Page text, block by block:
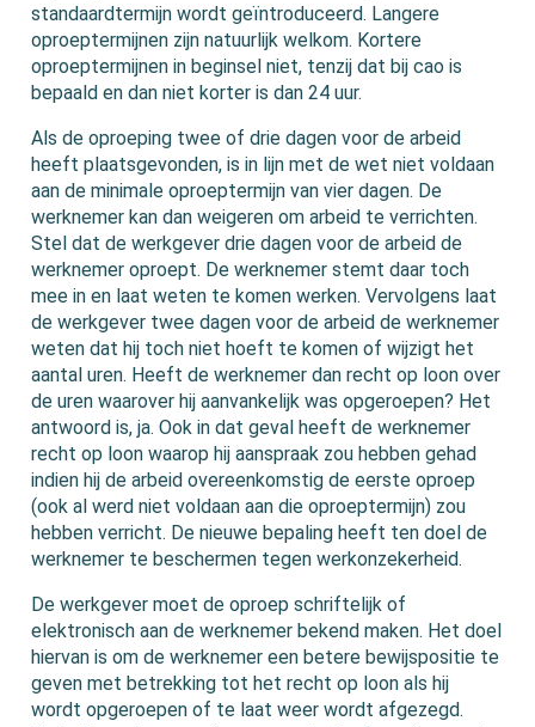
standaardtermijn wordt geïntroduceerd. Langere
oproeptermijnen zijn natuurlijk welkom. Kortere
oproeptermijnen in beginsel niet, tenzij dat bij cao is
bepaald en dan niet korter is dan 24 uur.
Als de oproeping twee of drie dagen voor de arbeid
heeft plaatsgevonden, is in lijn met de wet niet voldaan
aan de minimale oproeptermijn van vier dagen. De
werknemer kan dan weigeren om arbeid te verrichten.
Stel dat de werkgever drie dagen voor de arbeid de
werknemer oproept. De werknemer stemt daar toch
mee in en laat weten te komen werken. Vervolgens laat
de werkgever twee dagen voor de arbeid de werknemer
weten dat hij toch niet hoeft te komen of wijzigt het
aantal uren. Heeft de werknemer dan recht op loon over
de uren waarover hij aanvankelijk was opgeroepen? Het
antwoord is, ja. Ook in dat geval heeft de werknemer
recht op loon waarop hij aanspraak zou hebben gehad
indien hij de arbeid overeenkomstig de eerste oproep
(ook al werd niet voldaan aan die oproeptermijn) zou
hebben verricht. De nieuwe bepaling heeft ten doel de
werknemer te beschermen tegen werkonzekerheid.
De werkgever moet de oproep schriftelijk of
elektronisch aan de werknemer bekend maken. Het doel
hiervan is om de werknemer een betere bewijspositie te
geven met betrekking tot het recht op loon als hij
wordt opgeroepen of te laat weer wordt afgezegd.